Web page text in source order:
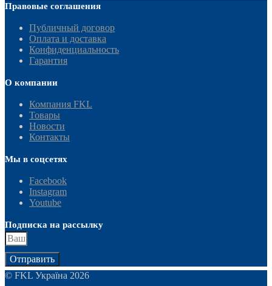
Правовые соглашения
Публичный договор
Оплата и доставка
Конфиденциальность
Гарантия
О компании
Компания FKL
Товары
Новости
Контакты
Мы в соцсетях
Facebook
Instagram
Youtube
Подписка на рассылку
Отправить
© FKL Україна 2026